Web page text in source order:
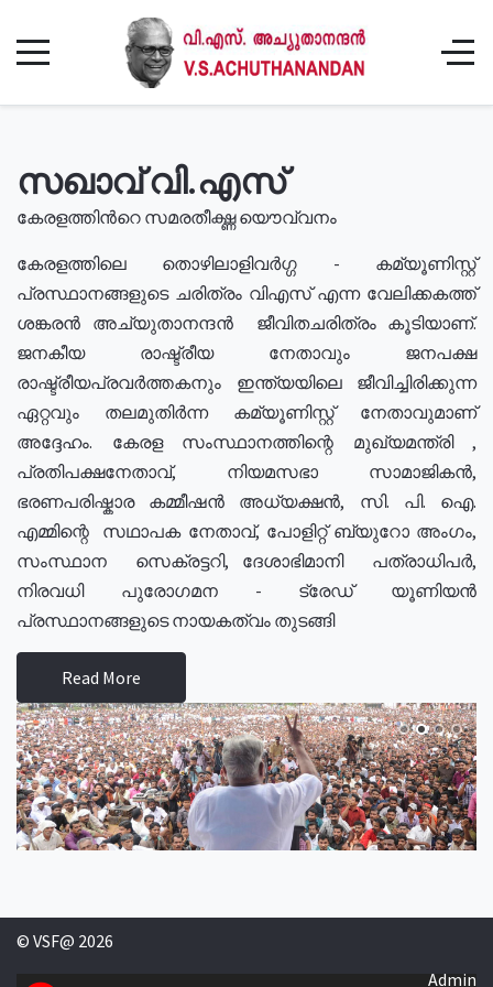
സഖാവ് വി.എസ്
കേരളത്തിൻറെ സമരതീക്ഷ്ണ യൌവ്വനം
കേരളത്തിലെ തൊഴിലാളിവർഗ്ഗ - കമ്യൂണിസ്റ്റ്
പ്രസ്ഥാനങ്ങളുടെ ചരിത്രം വിഎസ് എന്ന വേലിക്കകത്ത്
ശങ്കരൻ അച്യുതാനന്ദൻ ജീവിതചരിത്രം കൂടിയാണ്.
ജനകീയ രാഷ്ട്രീയ നേതാവും ജനപക്ഷ
രാഷ്ട്രീയപ്രവർത്തകനും ഇന്ത്യയിലെ ജീവിച്ചിരിക്കുന്ന
ഏറ്റവും തലമുതിർന്ന കമ്യൂണിസ്റ്റ് നേതാവുമാണ്
അദ്ദേഹം. കേരള സംസ്ഥാനത്തിന്റെ മുഖ്യമന്ത്രി ,
പ്രതിപക്ഷനേതാവ്, നിയമസഭാ സാമാജികൻ,
ഭരണപരിഷ്കാര കമ്മീഷൻ അധ്യക്ഷൻ, സി. പി. ഐ.
എമ്മിന്റെ സഥാപക നേതാവ്, പോളിറ്റ് ബ്യുറോ അംഗം,
സംസ്ഥാന സെക്രട്ടറി, ദേശാഭിമാനി പത്രാധിപർ,
നിരവധി പുരോഗമന - ട്രേഡ് യൂണിയൻ
പ്രസ്ഥാനങ്ങളുടെ നായകത്വം തുടങ്ങി
Read More
© VSF@ 2026
Admin